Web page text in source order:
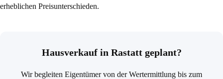
erheblichen Preisunterschieden.
Hausverkauf in Rastatt geplant?
Wir begleiten Eigentümer von der Wertermittlung bis zum